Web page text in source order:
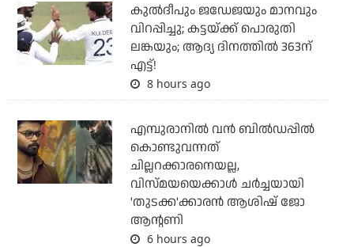
കുല്‍ദീപും ജഡേജയും മാനവും
വിറപ്പിച്ചു; കട്ടയ്ക്ക് പൊരുതി
ലങ്കയും; ആദ്യ ദിനത്തില്‍ 363ന്
എട്ട്!
8 hours ago
എമ്പുരാനില്‍ വന്‍ ബില്‍ഡപ്പില്‍
കൊണ്ടുവന്നത്
ചില്ലറക്കാരനെയല്ല,
വിസ്മയയെക്കാള്‍ ചര്‍ച്ചയായി
'തുടക്ക'ക്കാരന്‍ ആശിഷ് ജോ
ആന്റണി
6 hours ago